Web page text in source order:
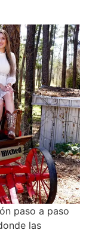
paso a paso
las